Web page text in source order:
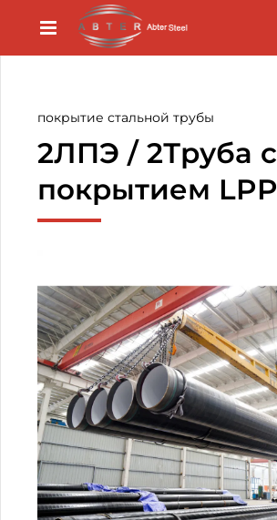
покрытие стальной трубы
2ЛПЭ / 2Труба с
покрытием LPP